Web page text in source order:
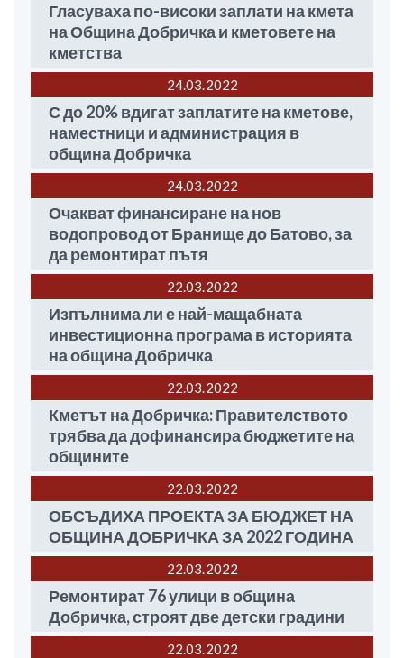
Гласуваха по-високи заплати на кмета
на Община Добричка и кметовете на
кметства
24.03 2022
С до 20% вдигат заплатите на кметове,
наместници и администрация в
община Добричка
24.03 2022
Очакват финансиране на нов
водопровод от Бранище до Батово, за
да ремонтират пътя
22.03 2022
Изпълнима ли е най-мащабната
инвестиционна програма в историята
на община Добричка
22.03 2022
Кметът на Добричка: Правителството
трябва да дофинансира бюджетите на
общините
22.03 2022
ОБСЪДИХА ПРОЕКТА ЗА БЮДЖЕТ НА
ОБЩИНА ДОБРИЧКА ЗА 2022 ГОДИНА
22.03 2022
Ремонтират 76 улици в община
Добричка, строят две детски градини
22.03 2022